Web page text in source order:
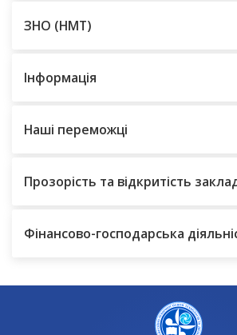
ЗНО (НМТ)
Інформація
Наші переможці
Прозорість та відкритість
Фінансово-господарська